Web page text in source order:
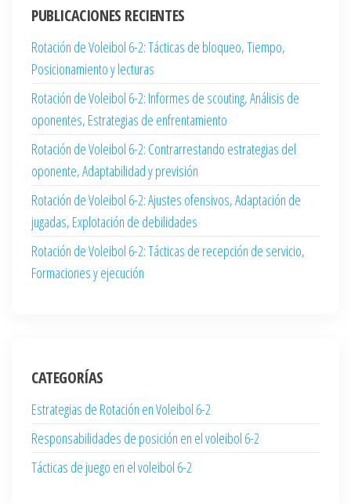
PUBLICACIONES RECIENTES
Rotación de Voleibol 6-2: Tácticas de bloqueo, Tiempo,
Posicionamiento y lecturas
Rotación de Voleibol 6-2: Informes de scouting, Análisis de
oponentes, Estrategias de enfrentamiento
Rotación de Voleibol 6-2: Contrarrestando estrategias del
oponente, Adaptabilidad y previsión
Rotación de Voleibol 6-2: Ajustes ofensivos, Adaptación de
jugadas, Explotación de debilidades
Rotación de Voleibol 6-2: Tácticas de recepción de servicio,
Formaciones y ejecución
CATEGORÍAS
Estrategias de Rotación en Voleibol 6-2
Responsabilidades de posición en el voleibol 6-2
Tácticas de juego en el voleibol 6-2